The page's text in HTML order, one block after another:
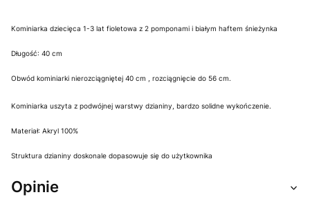
Kominiarka dziecięca 1-3 lat fioletowa z 2 pomponami i białym haftem śnieżynka
Długość: 40 cm
Obwód kominiarki nierozciągniętej 40 cm , rozciągnięcie do 56 cm.
Kominiarka uszyta z podwójnej warstwy dzianiny, bardzo solidne wykończenie.
Materiał: Akryl 100%
Struktura dzianiny doskonale dopasowuje się do użytkownika
Opinie